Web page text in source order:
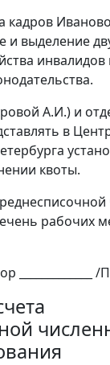
кадров
и выделение
инвалидов
А.И.) и
в
квоты.
рабочих
_____________